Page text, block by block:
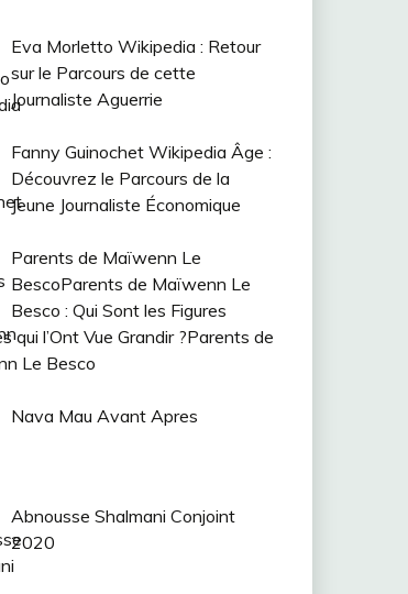
Eva Morletto Wikipedia : Retour
sur le Parcours de cette
Journaliste Aguerrie
Fanny Guinochet Wikipedia Âge :
Découvrez le Parcours de la
Jeune Journaliste Économique
Parents de Maïwenn Le
BescoParents de Maïwenn Le
Besco : Qui Sont les Figures
qui l’Ont Vue Grandir ?Parents de
Le Besco
Nava Mau Avant Apres
Abnousse Shalmani Conjoint
2020